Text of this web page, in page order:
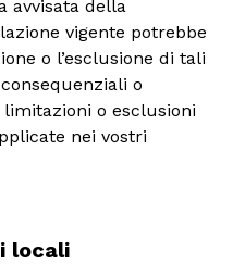
avvisata della
vigente potrebbe
o l’esclusione di tali
o
o esclusioni
nei vostri
locali